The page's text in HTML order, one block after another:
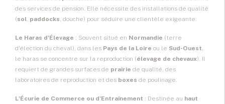
des services de pension. Elle nécessite des installations de qualité
(sol, paddocks, douche) pour séduire une clientèle exigeante.
Le Haras d'Élevage : Souvent situé en Normandie (terre
d'élection du cheval), dans les Pays de la Loire ou le Sud-Ouest,
le haras se concentre sur la reproduction (élevage de chevaux). Il
requiert de grandes surfaces de prairie de qualité, des
laboratoires de reproduction et des boxes de poulinage.
L'Écurie de Commerce ou d'Entraînement : Destinée au haut